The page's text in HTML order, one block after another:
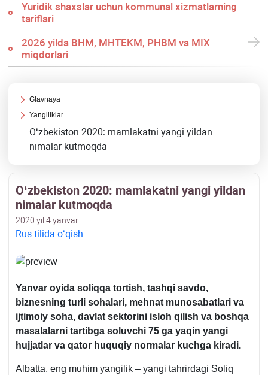
Yuridik shaхslar uchun kommunal хizmatlarning
tariflari
2026 yilda BHM, MHTEKM, PHBM va MIX
miqdorlari
Glavnaya
Yangiliklar
Oʻzbekiston 2020: mamlakatni yangi yildan
nimalar kutmoqda
Oʻzbekiston 2020: mamlakatni yangi yildan
nimalar kutmoqda
2020 yil 4 yanvar
Rus tilida oʻqish
Yanvar oyida soliqqa tortish, tashqi savdo,
biznesning turli sohalari, mehnat munosabatlari va
ijtimoiy soha, davlat sektorini isloh qilish va boshqa
masalalarni tartibga soluvchi 75 ga yaqin yangi
hujjatlar va qator huquqiy normalar kuchga kiradi.
Albatta, eng muhim yangilik – yangi tahrirdagi Soliq